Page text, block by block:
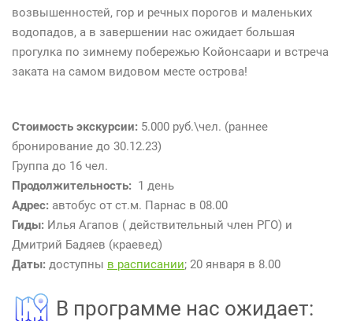
возвышенностей, гор и речных порогов и маленьких
водопадов, а в завершении нас ожидает большая
прогулка по зимнему побережью Койонсаари и встреча
заката на самом видовом месте острова!
Стоимость экскурсии: 5.000 руб.\чел. (раннее
бронирование до 30.12.23)
Группа до 16 чел.
Продолжительность: 1 день
Адрес: автобус от ст.м. Парнас в 08.00
Гиды: Илья Агапов ( действительный член РГО) и
Дмитрий Бадяев (краевед)
Даты: доступны в расписании; 20 января в 8.00
В программе нас ожидает: